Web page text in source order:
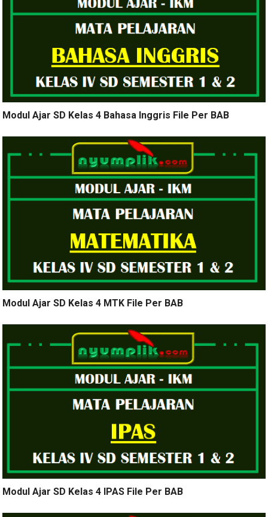
Modul Ajar SD Kelas 4 Bahasa Inggris File Per BAB
Modul Ajar SD Kelas 4 MTK File Per BAB
Modul Ajar SD Kelas 4 IPAS File Per BAB